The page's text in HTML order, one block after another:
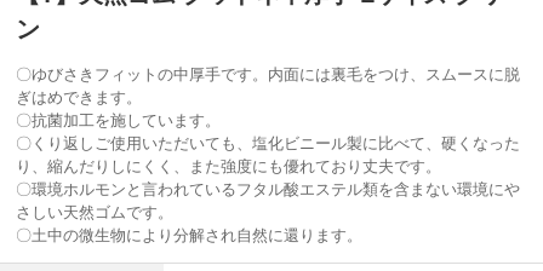
ン
〇ゆびさきフィットの中厚手です。内面には裏毛をつけ、スムースに脱
ぎはめできます。
〇抗菌加工を施しています。
〇くり返しご使用いただいても、塩化ビニール製に比べて、硬くなった
り、縮んだりしにくく、また強度にも優れており丈夫です。
〇環境ホルモンと言われているフタル酸エステル類を含まない環境にや
さしい天然ゴムです。
〇土中の微生物により分解され自然に還ります。